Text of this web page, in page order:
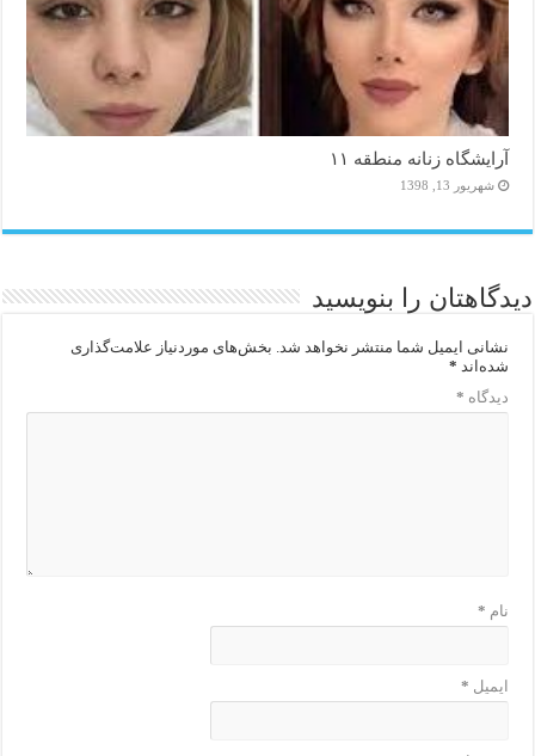
آرایشگاه زنانه منطقه ۱۱
شهریور 13, 1398
دیدگاهتان را بنویسید
نشانی ایمیل شما منتشر نخواهد شد. بخش‌های موردنیاز علامت‌گذاری
شده‌اند *
دیدگاه *
نام *
ایمیل *